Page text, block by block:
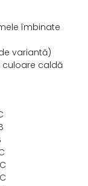
îmbinate
variantă)
culoare caldă